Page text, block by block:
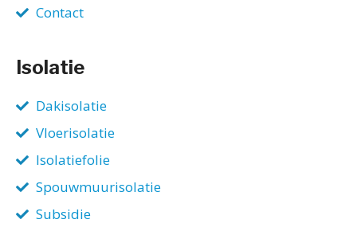
Contact
Isolatie
Dakisolatie
Vloerisolatie
Isolatiefolie
Spouwmuurisolatie
Subsidie